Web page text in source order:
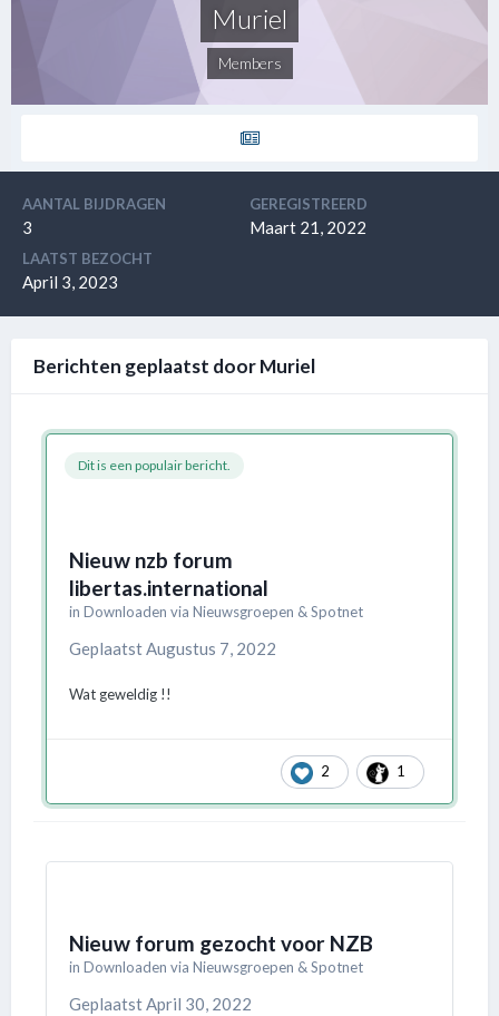
Muriel
Members
AANTAL BIJDRAGEN
3
GEREGISTREERD
Maart 21, 2022
LAATST BEZOCHT
April 3, 2023
Berichten geplaatst door Muriel
Dit is een populair bericht.
Nieuw nzb forum
libertas.international
in Downloaden via Nieuwsgroepen & Spotnet
GeplaatstAugustus 7, 2022
Wat geweldig !!
2 1
Nieuw forum gezocht voor NZB
in Downloaden via Nieuwsgroepen & Spotnet
GeplaatstApril 30, 2022